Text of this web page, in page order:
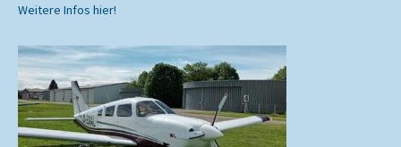
Weitere Infos hier!